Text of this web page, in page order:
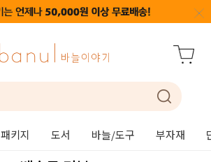
패키지 도서 바늘/도구 부자재